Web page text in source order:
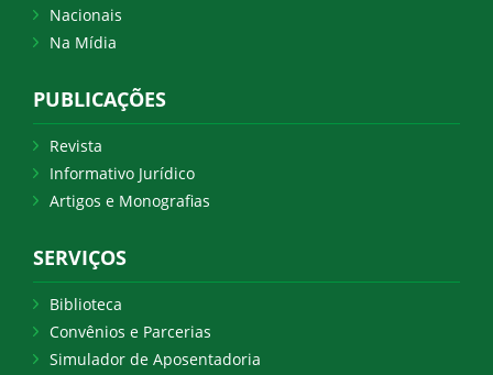
Nacionais
Na Mídia
PUBLICAÇÕES
Revista
Informativo Jurídico
Artigos e Monografias
SERVIÇOS
Biblioteca
Convênios e Parcerias
Simulador de Aposentadoria